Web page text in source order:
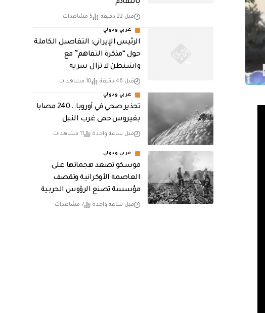
بالتقادم
قبل 22 دقيقة 5 مشاهدات
عربي ودولي
الرئيس الإيراني: التفاصيل الكاملة
حول “مذكرة التفاهم” مع
واشنطن لا تزال سرية
قبل 46 دقيقة 10 مشاهدات
عربي ودولي
تحذير صحي في أوروبا.. 240 مصابا
بفيروس حمى غرب النيل
قبل ساعة واحدة 11 مشاهدات
عربي ودولي
موسكو تصعد هجماتها على
العاصمة الأوكرانية وتقصف
مؤسسة تصنع الرؤوس الحربية
قبل ساعة واحدة 7 مشاهدات